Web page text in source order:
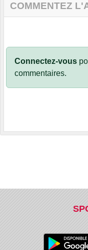
COMMENTEZ
Connectez-vous
commentaires.